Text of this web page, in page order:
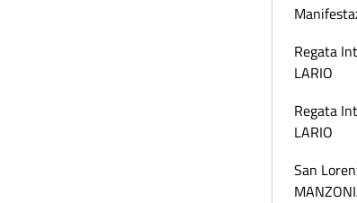
Regata
LARIO
Regata
LARIO
San